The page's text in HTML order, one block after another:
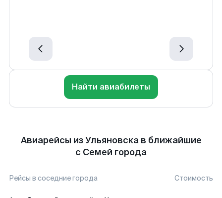
Найти авиабилеты
Авиарейсы из Ульяновска в ближайшие
с Семей города
Рейсы в соседние города Стоимость